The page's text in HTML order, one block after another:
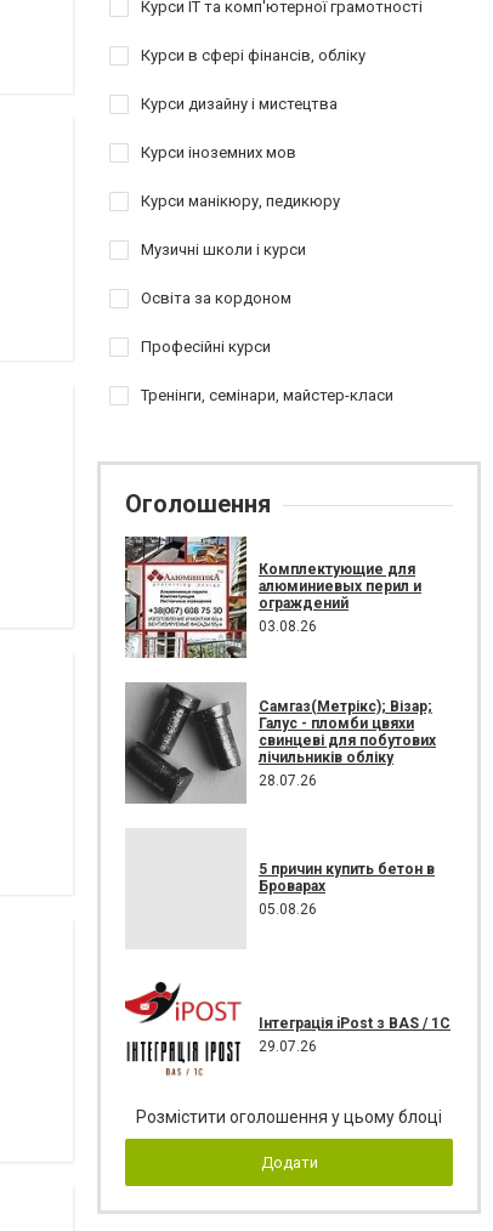
Курси IT та комп'ютерної грамотності
Курси в сфері фінансів, обліку
Курси дизайну і мистецтва
Курси іноземних мов
Курси манікюру, педикюру
Музичні школи і курси
Освіта за кордоном
Професійні курси
Тренінги, семінари, майстер-класи
Оголошення
Комплектующие для
алюминиевых перил и
ограждений
03.08.26
Самгаз(Метрікс); Візар;
Галус - пломби цвяхи
свинцеві для побутових
лічильників обліку
28.07.26
5 причин купить бетон в
Броварах
05.08.26
Інтеграція iPost з BAS / 1C
29.07.26
Розмістити оголошення у цьому блоці
Додати